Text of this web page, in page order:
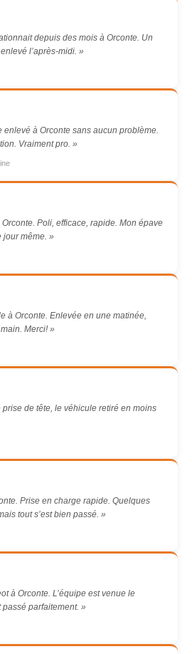
depuis des mois à Orconte. Un
l’après-midi. »
enlevé à Orconte sans aucun problème.
Vraiment pro. »
Poli, efficace, rapide. Mon épave
jour même. »
à Orconte. Enlevée en une matinée,
Merci! »
prise de tête, le véhicule retiré en moins
Prise en charge rapide. Quelques
tout s’est bien passé. »
à Orconte. L’équipe est venue le
passé parfaitement. »